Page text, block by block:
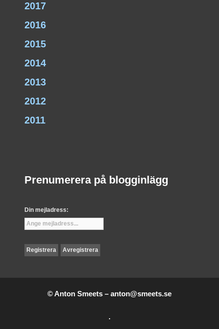
2017
2016
2015
2014
2013
2012
2011
Prenumerera på blogginlägg
Din mejladress:
© Anton Smeets – anton@smeets.se
.